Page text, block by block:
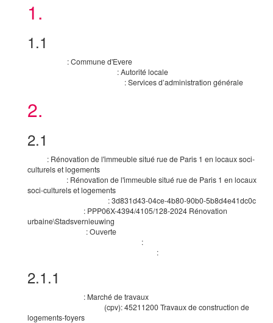
1.
1.1
:Commune d'Evere
:Autorité locale
:Services d’administration générale
2.
2.1
: Rénovation de l'immeuble situé rue de Paris 1 en locaux soci-
culturels et logements
: Rénovation de l'immeuble situé rue de Paris 1 en locaux
soci-culturels et logements
:3d831d43-04ce-4b80-90b0-5b8d4e41dc0c
: PPP06X-4394/4105/128-2024 Rénovation
urbaine\Stadsvernieuwing
:Ouverte
:
:
2.1.1
: Marché de travaux
(cpv):45211200Travaux de construction de
logements-foyers
Travaux Divers De Signalisation